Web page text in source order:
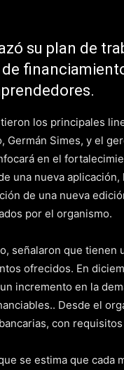
su plan de
los principales
Simes, y el
en el
una nueva
de una nueva
por el organismo.
señalaron que tienen
ofrecidos. En
incremento en la
Desde el
con
se estima que cada